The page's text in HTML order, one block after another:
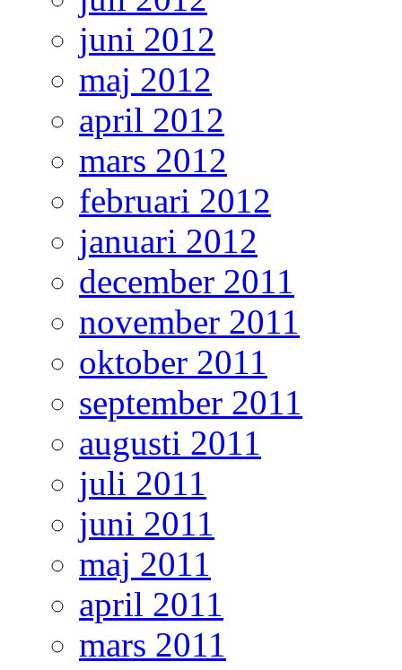
juni 2012
maj 2012
april 2012
mars 2012
februari 2012
januari 2012
december 2011
november 2011
oktober 2011
september 2011
augusti 2011
juli 2011
juni 2011
maj 2011
april 2011
mars 2011